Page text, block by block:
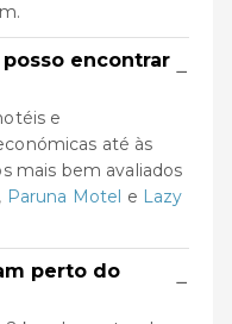
encontrar −
e
até às
mais bem avaliados
, Paruna Motel e Lazy
perto do
−